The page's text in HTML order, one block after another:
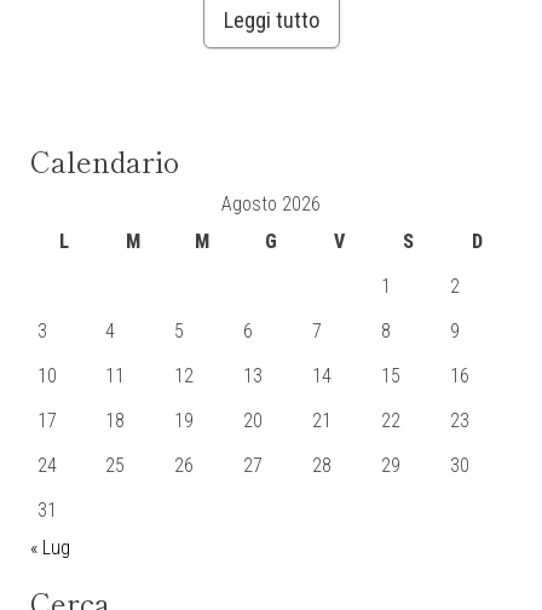
Leggi tutto
Calendario
Agosto 2026
L
M M G V S
D
1
2
3
4 5 6 7 8
9
10
11 12 13 14 15
16
17
18 19 20 21 22
23
24
25 26 27 28 29
30
31
« Lug